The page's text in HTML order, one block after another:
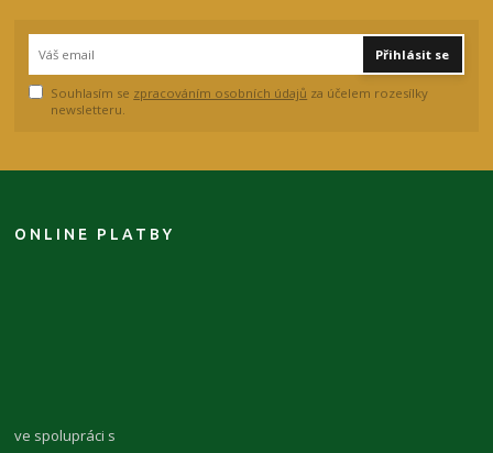
Přihlásit se
Souhlasím se zpracováním osobních údajů za účelem rozesílky
newsletteru.
ONLINE PLATBY
ve spolupráci s